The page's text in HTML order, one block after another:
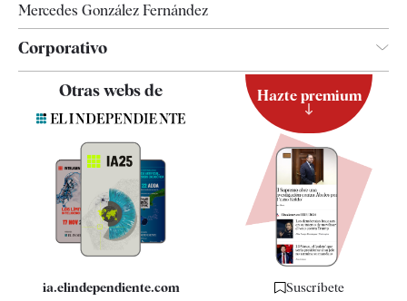
Mercedes González Fernández
Corporativo
Quiénes somos
Especificaciones
Otras webs de
ia.elindependiente.com
Hazte premium
Suscríbete